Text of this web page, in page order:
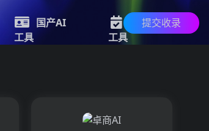
国产AI
工具
新的AI
工具
提交收录